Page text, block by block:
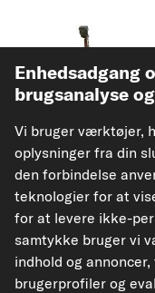
Tjek pasform
Vælg et køretøj
Enhedsadgang
brugsanalyse
Vi bruger værktøjer,
oplysninger fra din
den forbindelse
teknologier for at
for at levere ikke-
samtykke bruger vi
indhold og
brugerprofiler og